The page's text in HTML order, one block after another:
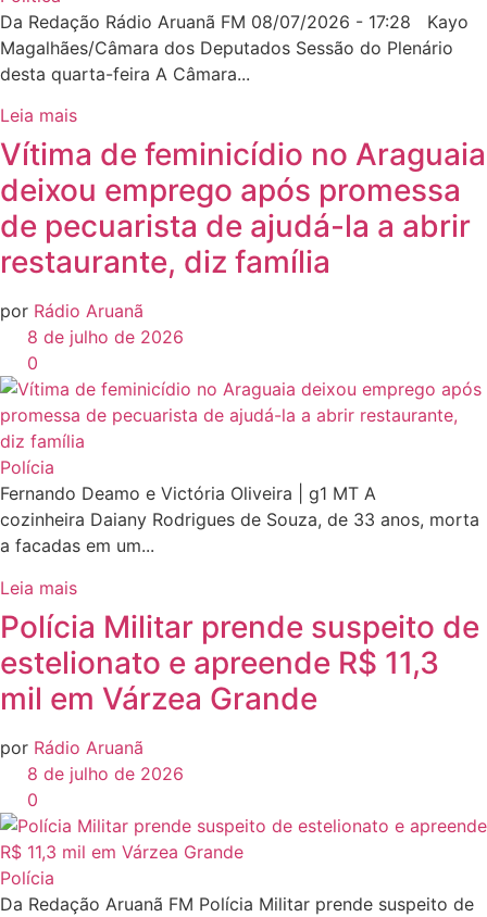
Da Redação Rádio Aruanã FM 08/07/2026 - 17:28 Kayo
Magalhães/Câmara dos Deputados Sessão do Plenário
desta quarta-feira A Câmara...
Leia mais
Vítima de feminicídio no Araguaia
deixou emprego após promessa
de pecuarista de ajudá-la a abrir
restaurante, diz família
por Rádio Aruanã
8 de julho de 2026
0
Polícia
Fernando Deamo e Victória Oliveira | g1 MT A
cozinheira Daiany Rodrigues de Souza, de 33 anos, morta
a facadas em um...
Leia mais
Polícia Militar prende suspeito de
estelionato e apreende R$ 11,3
mil em Várzea Grande
por Rádio Aruanã
8 de julho de 2026
0
Polícia
Da Redação Aruanã FM Polícia Militar prende suspeito de